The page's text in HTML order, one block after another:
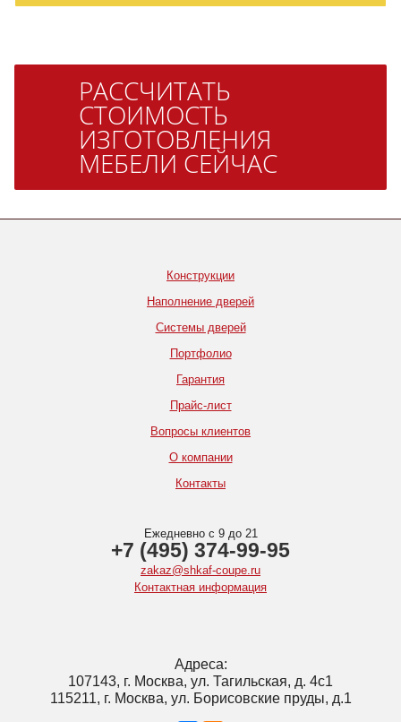
РАССЧИТАТЬ
СТОИМОСТЬ
ИЗГОТОВЛЕНИЯ
МЕБЕЛИ СЕЙЧАС
Конструкции
Наполнение дверей
Системы дверей
Портфолио
Гарантия
Прайс-лист
Вопросы клиентов
О компании
Контакты
Ежедневно с 9 до 21
+7 (495) 374-99-95
zakaz@shkaf-coupe.ru
Контактная информация
Адреса:
107143, г. Москва, ул. Тагильская, д. 4с1
115211, г. Москва, ул. Борисовские пруды, д.1